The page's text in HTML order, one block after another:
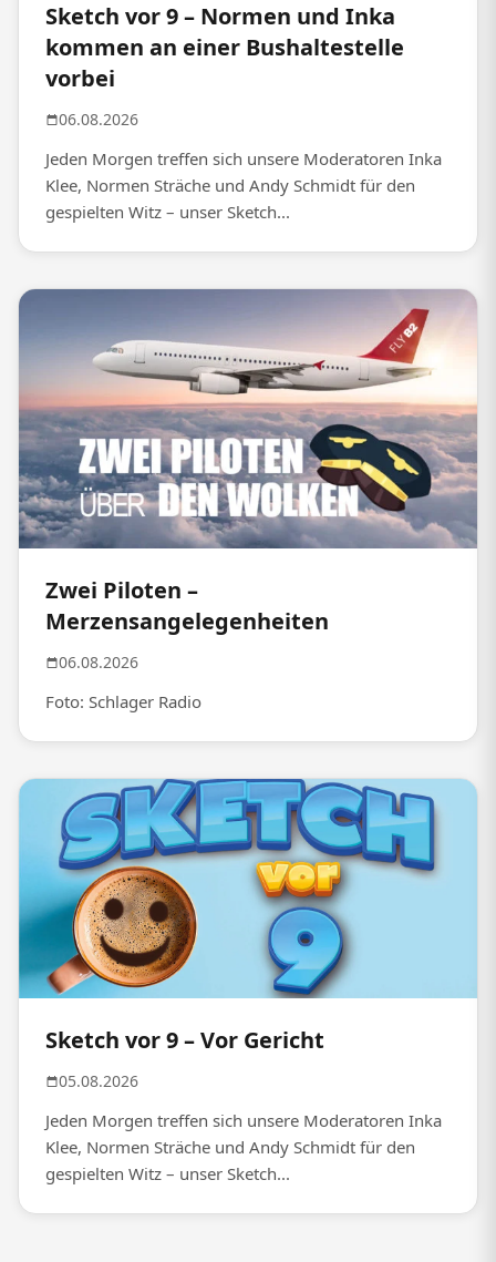
Sketch vor 9 – Normen und Inka
kommen an einer Bushaltestelle
vorbei
06.08.2026
Jeden Morgen treffen sich unsere Moderatoren Inka
Klee, Normen Sträche und Andy Schmidt für den
gespielten Witz – unser Sketch...
Zwei Piloten –
Merzensangelegenheiten
06.08.2026
Foto: Schlager Radio
Sketch vor 9 – Vor Gericht
05.08.2026
Jeden Morgen treffen sich unsere Moderatoren Inka
Klee, Normen Sträche und Andy Schmidt für den
gespielten Witz – unser Sketch...